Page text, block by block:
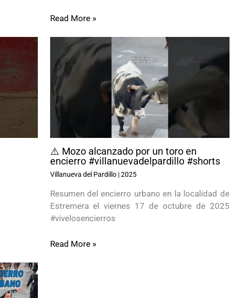
Read More »
⚠️ Mozo alcanzado por un toro en
encierro #villanuevadelpardillo #shorts
Villanueva del Pardillo|2025
Resumen del encierro urbano en la localidad de
Estremera el viernes 17 de octubre de 2025
#vivelosencierros
Read More »